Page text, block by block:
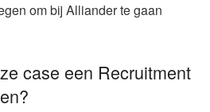
om bij Alliander te gaan
case een Recruitment